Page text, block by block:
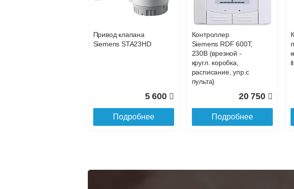
Подробнее Подробнее
GRILL.SGA-20-
28 142
GRILL.SGA-20-600
Подробнее
Конвектор
Конвектор
Привод клапана
Siemens STA23HD
5 600
Подробнее
Контроллер
Siemens RDF 600Т,
230В (врезной -
кругл. коробка,
расписание, упр.с
пульта)
20 750
Подробнее